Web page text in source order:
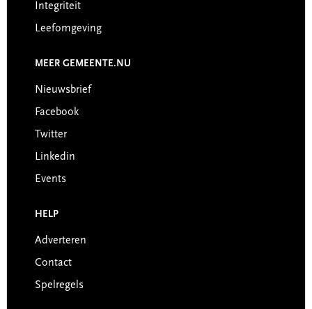
Integriteit
Leefomgeving
MEER GEMEENTE.NU
Nieuwsbrief
Facebook
Twitter
Linkedin
Events
HELP
Adverteren
Contact
Spelregels